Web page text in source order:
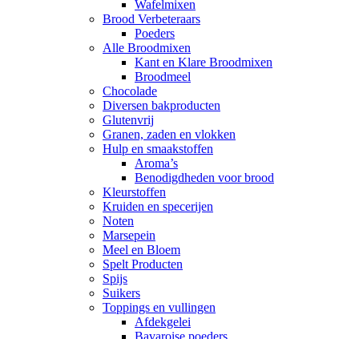
Wafelmixen
Brood Verbeteraars
Poeders
Alle Broodmixen
Kant en Klare Broodmixen
Broodmeel
Chocolade
Diversen bakproducten
Glutenvrij
Granen, zaden en vlokken
Hulp en smaakstoffen
Aroma’s
Benodigdheden voor brood
Kleurstoffen
Kruiden en specerijen
Noten
Marsepein
Meel en Bloem
Spelt Producten
Spijs
Suikers
Toppings en vullingen
Afdekgelei